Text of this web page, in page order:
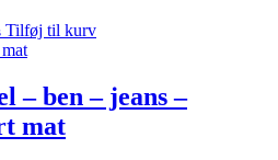
Tilføj til kurv
– ben – jeans –
mat